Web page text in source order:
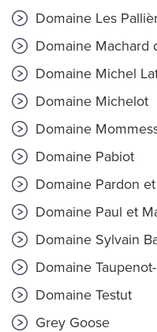
Domaine Les
Domaine Machard
Domaine Michel
Domaine Michelot
Domaine
Domaine Pabiot
Domaine Pardon
Domaine Paul et
Domaine Sylvain
Domaine
Domaine Testut
Grey Goose